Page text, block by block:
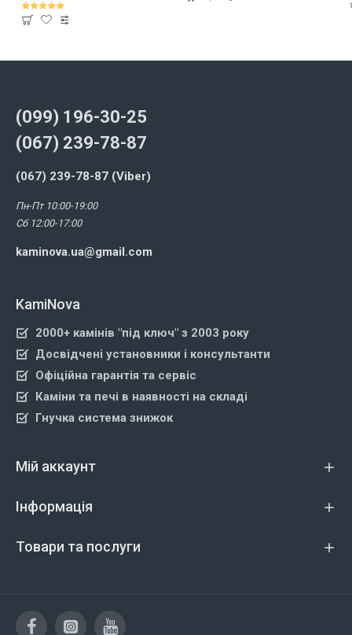
(099) 196-30-25
(067) 239-78-87
(067) 239-78-87 (Viber)
Пн-Пт 10:00-19:00
Сб 12:00-17:00
kaminova.ua@gmail.com
KamiNova
2000+ камінів "під ключ" з 2003 року
Досвідчені установники і консультанти
Офіційна гарантія та сервіс
Каміни та печі в наявності на складі
Гнучка система знижок
Мій аккаунт
Інформація
Товари та послуги